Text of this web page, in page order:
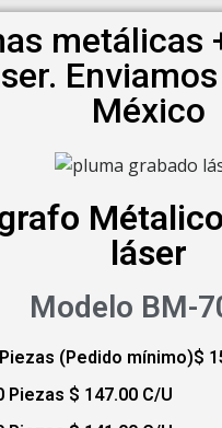
metálicas
México
láser
Modelo BM-
(Pedido mínimo)$
Piezas $ 147.00 C/U